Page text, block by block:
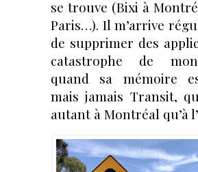
se trouve (Bixi à
Paris…). Il m’arrive
de supprimer des
catastrophe de
quand sa mémoire
mais jamais Transit,
autant à Montréal qu’à